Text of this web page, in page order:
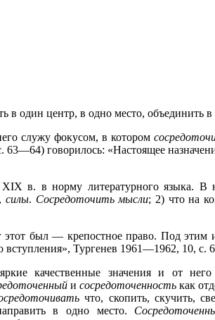
в один центр, в одно место, объединить
служу фокусом, в котором
говорилось: «Настоящее
в. в норму литературного языка. В
,силы. Сосредоточить мысли; 2) что на
этот был — крепостное право. Под этим
вступления», Тургенев 1961—1962, 10, с.
качественные значения и от
и сосредоточенностькак
что, скопить, скучить,
в одно место.